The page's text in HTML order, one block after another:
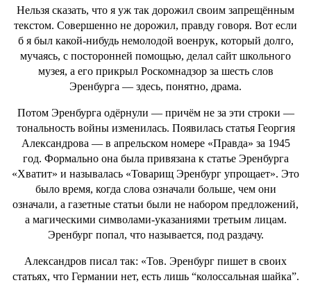
Нельзя сказать, что я уж так дорожил своим запрещённым
текстом. Совершенно не дорожил, правду говоря. Вот если
б я был какой-нибудь немолодой военрук, который долго,
мучаясь, с посторонней помощью, делал сайт школьного
музея, а его прикрыл Роскомнадзор за шесть слов
Эренбурга — здесь, понятно, драма.
Потом Эренбурга одёрнули — причём не за эти строки —
тональность войны изменилась. Появилась статья Георгия
Александрова — в апрельском номере «Правда» за 1945
год. Формально она была привязана к статье Эренбурга
«Хватит» и называлась «Товарищ Эренбург упрощает». Это
было время, когда слова означали больше, чем они
означали, а газетные статьи были не набором предложений,
а магическими символами-указаниями третьим лицам.
Эренбург попал, что называется, под раздачу.
Александров писал так: «Тов. Эренбург пишет в своих
статьях, что Германии нет, есть лишь “колоссальная шайка”.